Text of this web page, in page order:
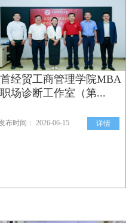
首经贸工商管理学院MBA
职场诊断工作室（第...
布时间： 2026-06-15 详情